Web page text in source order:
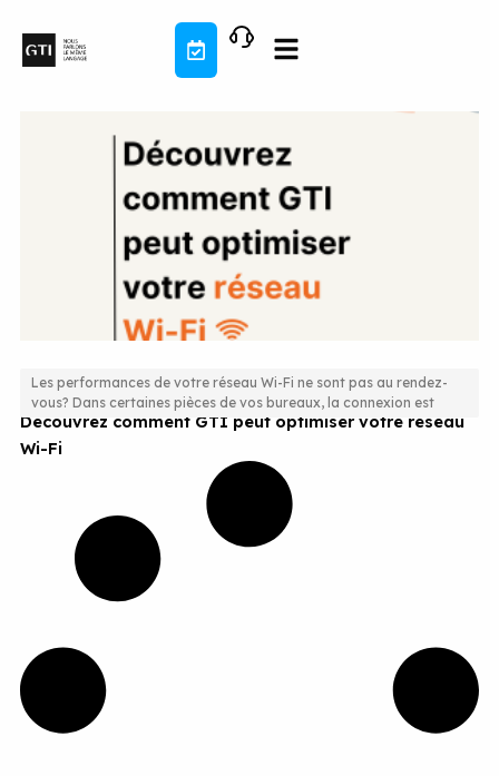
contenu
Découvrez comment GTI peut optimiser votre réseau
Wi-Fi
Les performances de votre réseau Wi-Fi ne sont pas au rendez-
vous? Dans certaines pièces de vos bureaux, la connexion est